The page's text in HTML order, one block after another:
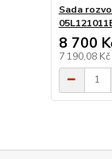
Sada
8 700
7 190,08 Kč